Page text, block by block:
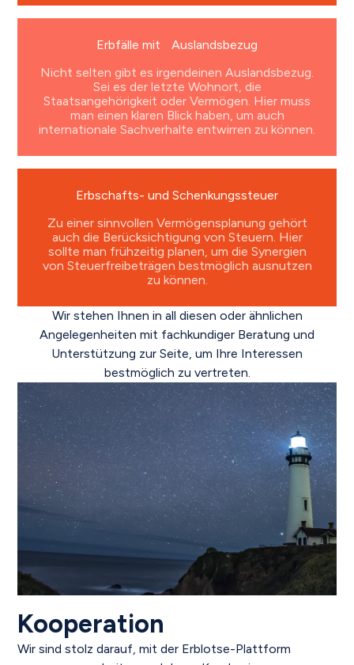
Erbfälle mit Auslandsbezug
Nicht selten gibt es irgendeinen Auslandsbezug.
Sei es der letzte Wohnort, die
Staatsangehörigkeit oder Vermögen. Hier muss
man einen klaren Blick haben, um auch
internationale Sachverhalte entwirren zu können.
Erbschafts- und Schenkungssteuer
Zu einer sinnvollen Vermögensplanung gehört
auch die Berücksichtigung von Steuern. Hier
sollte man frühzeitig planen, um die Synergien
von Steuerfreibeträgen bestmöglich ausnutzen
zu können.
Wir stehen Ihnen in all diesen oder ähnlichen
Angelegenheiten mit fachkundiger Beratung und
Unterstützung zur Seite, um Ihre Interessen
bestmöglich zu vertreten.
Kooperation
Wir sind stolz darauf, mit der Erblotse-Plattform